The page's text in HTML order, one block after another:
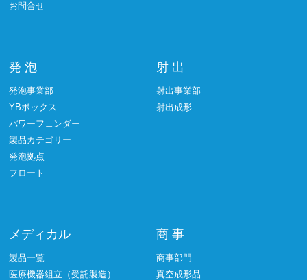
お問合せ
発 泡
発泡事業部
YBボックス
パワーフェンダー
製品カテゴリー
発泡拠点
フロート
射 出
射出事業部
射出成形
メディカル
製品一覧
医療機器組立（受託製造）
商 事
商事部門
真空成形品